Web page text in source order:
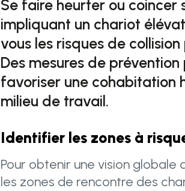
Se faire heurter ou coincer
impliquant un chariot
vous les risques de
Des mesures de
favoriser une cohabitation
milieu de travail.
Identifier les zones à
Pour obtenir une vision
les zones de rencontre des